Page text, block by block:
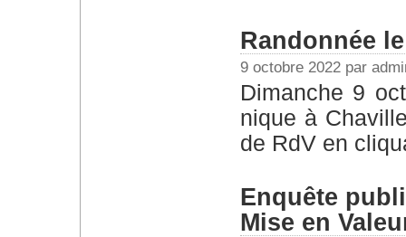
Randonnée
9 octobre 2022 par
Dimanche 9 octobre 2022 de 9h à 16h – Pique-
nique à
de RdV en
Enquête
Mise en